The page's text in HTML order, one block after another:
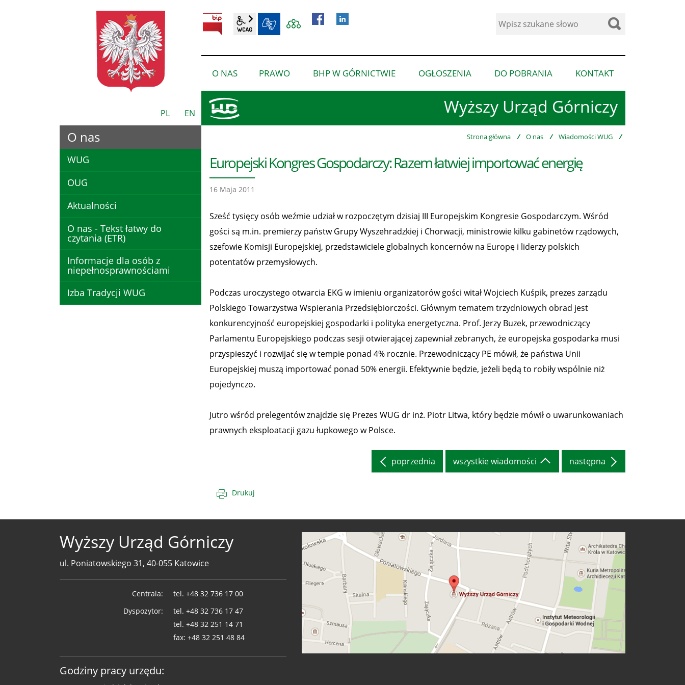
PL EN Wyższy Urząd Górniczy
BIP wcag2.1
Wyszukaj
O NAS
pokaż
podmenu
PRAWO
pokaż
podmenu
BHP W GÓRNICTWIE
pokaż
podmenu
OGŁOSZENIA
pokaż
podmenu
dla
“Ogłoszenia”
DO POBRANIA
pokaż
podmenu
dla
pobrania”
KONTAKT
podmenu
Strona główna / O nas / Wiadomości WUG /
Europejski Kongres Gospodarczy: Razem łatwiej importować energię
16 Maja 2011
Sześć tysięcy osób weźmie udział w rozpoczętym dzisiaj III Europejskim Kongresie Gospodarczym. Wśród
gości są m.in. premierzy państw Grupy Wyszehradzkiej i Chorwacji, ministrowie kilku gabinetów rządowych,
szefowie Komisji Europejskiej, przedstawiciele globalnych koncernów na Europę i liderzy polskich
potentatów przemysłowych.
Podczas uroczystego otwarcia EKG w imieniu organizatorów gości witał Wojciech Kuśpik, prezes zarządu
Polskiego Towarzystwa Wspierania Przedsiębiorczości. Głównym tematem trzydniowych obrad jest
konkurencyjność europejskiej gospodarki i polityka energetyczna. Prof. Jerzy Buzek, przewodniczący
Parlamentu Europejskiego podczas sesji otwierającej zapewniał zebranych, że europejska gospodarka musi
przyspieszyć i rozwijać się w tempie ponad 4% rocznie. Przewodniczący PE mówił, że państwa Unii
Europejskiej muszą importować ponad 50% energii. Efektywnie będzie, jeżeli będą to robiły wspólnie niż
pojedynczo.
Jutro wśród prelegentów znajdzie się Prezes WUG dr inż. Piotr Litwa, który będzie mówił o uwarunkowaniach
prawnych eksploatacji gazu łupkowego w Polsce.
poprzednia wszystkie wiadomości następna
Drukuj
O nas
WUG
OUG
Aktualności
O nas - Tekst łatwy do
czytania (ETR)
Informacje dla osób z
niepełnosprawnościami
Izba Tradycji WUG
Wyższy Urząd Górniczy
ul. Poniatowskiego 31, 40-055 Katowice
Centrala: tel. +48 32 736 17 00
Dyspozytor:
tel. +48 32 736 17 47
tel. +48 32 251 14 71
fax: +48 32 251 48 84
Godziny pracy urzędu: